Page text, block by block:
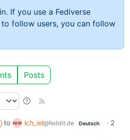
If you use a Fediverse
follow users, you can follow
Posts
to ich_iel@feddit.de Deutsch · 2